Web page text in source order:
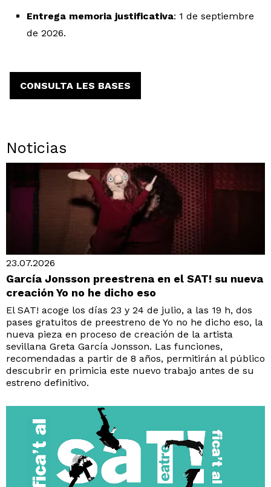
Entrega memoria justificativa: 1 de septiembre
de 2026.
CONSULTA LES BASES
Noticias
23.07.2026
García Jonsson preestrena en el SAT! su nueva
creación Yo no he dicho eso
El SAT! acoge los días 23 y 24 de julio, a las 19 h, dos
pases gratuitos de preestreno de Yo no he dicho eso, la
nueva pieza en proceso de creación de la artista
sevillana Greta García Jonsson. Las funciones,
recomendadas a partir de 8 años, permitirán al público
descubrir en primicia este nuevo trabajo antes de su
estreno definitivo.